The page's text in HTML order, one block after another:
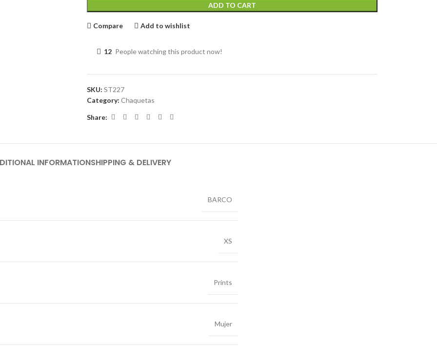
ADD TO CART
Compare Add to wishlist
12 People watching this product now!
SKU: ST227
Category: Chaquetas
Share:
INFORMATIONSHIPPING & DELIVERY
BARCO
XS
Prints
Mujer